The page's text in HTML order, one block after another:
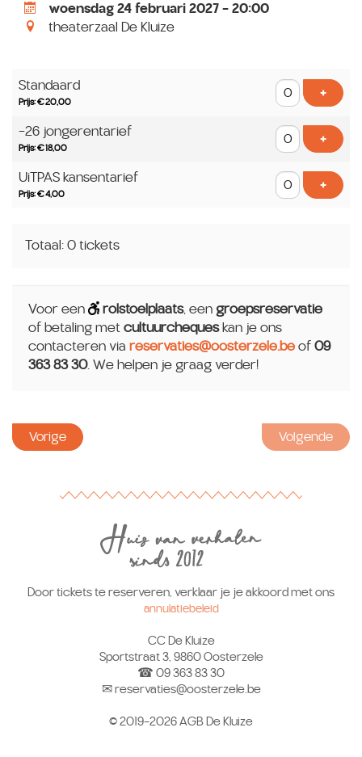
woensdag 24 februari 2027 - 20:00
theaterzaal De Kluize
Standaard
Prijs: € 20,00
+Voeg
-26 jongerentarief
Prijs: € 18,00
+Voeg
UiTPAS kansentarief
Prijs: € 4,00
+Voeg
Totaal: 0 tickets
Voor een rolstoelplaats, een groepsreservatie
of betaling met cultuurchequeskan je ons
contacteren via reservaties@oosterzele.be of 09
363 83 30. We helpen je graag verder!
Vorige Volgende
Door tickets te reserveren, verklaar je je akkoord met ons
annulatiebeleid
CC De Kluize
Sportstraat 3, 9860 Oosterzele
☎ 09 363 83 30
✉ reservaties@oosterzele.be
© 2019-2026 AGB De Kluize